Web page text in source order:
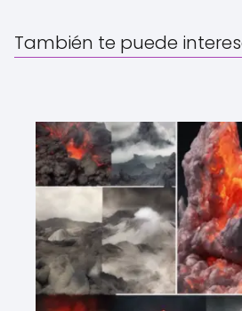
También te puede